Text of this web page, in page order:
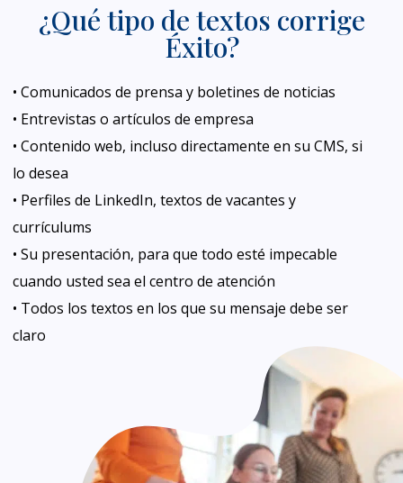
¿Qué tipo de textos corrige
Éxito?
• Comunicados de prensa y boletines de noticias
• Entrevistas o artículos de empresa
• Contenido web, incluso directamente en su CMS, si
lo desea
• Perfiles de LinkedIn, textos de vacantes y
currículums
• Su presentación, para que todo esté impecable
cuando usted sea el centro de atención
• Todos los textos en los que su mensaje debe ser
claro